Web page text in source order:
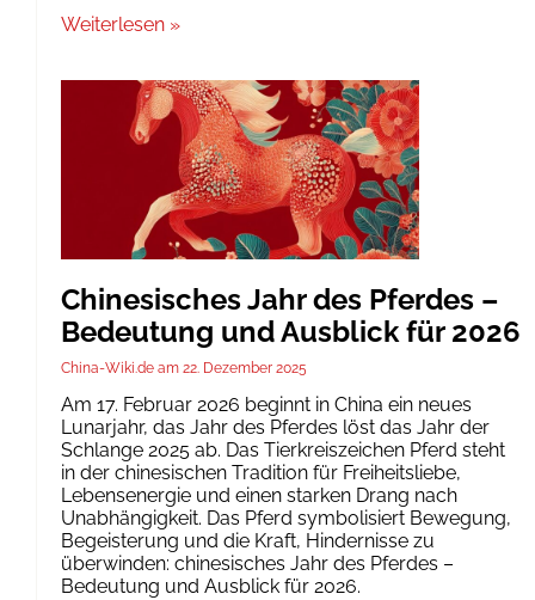
Weiterlesen »
Chinesisches Jahr des Pferdes –
Bedeutung und Ausblick für 2026
China-Wiki.de 22. Dezember 2025
Am 17. Februar 2026 beginnt in China ein neues
Lunarjahr, das Jahr des Pferdes löst das Jahr der
Schlange 2025 ab. Das Tierkreiszeichen Pferd steht
in der chinesischen Tradition für Freiheitsliebe,
Lebensenergie und einen starken Drang nach
Unabhängigkeit. Das Pferd symbolisiert Bewegung,
Begeisterung und die Kraft, Hindernisse zu
überwinden: chinesisches Jahr des Pferdes –
Bedeutung und Ausblick für 2026.